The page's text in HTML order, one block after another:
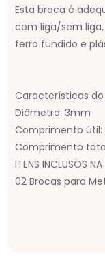
Esta broca é
com liga/sem
ferro fundido e
Características
Diâmetro: 3mm
Comprimento útil:
Comprimento
ITENS INCLUSOS
02 Brocas para